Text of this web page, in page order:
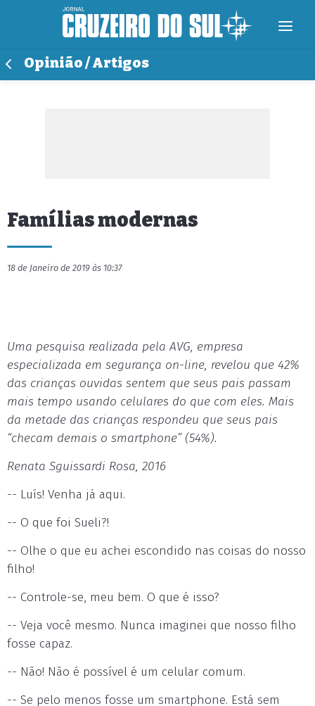
Opinião / Artigos
Famílias modernas
18 de Janeiro de 2019 às 10:37
Uma pesquisa realizada pela AVG, empresa
especializada em segurança on-line, revelou que 42%
das crianças ouvidas sentem que seus pais passam
mais tempo usando celulares do que com eles. Mais
da metade das crianças respondeu que seus pais
“checam demais o smartphone” (54%).
Renata Sguissardi Rosa, 2016
-- Luís! Venha já aqui.
-- O que foi Sueli?!
-- Olhe o que eu achei escondido nas coisas do nosso
filho!
-- Controle-se, meu bem. O que é isso?
-- Veja você mesmo. Nunca imaginei que nosso filho
fosse capaz.
-- Não! Não é possível é um celular comum.
-- Se pelo menos fosse um smartphone. Está sem